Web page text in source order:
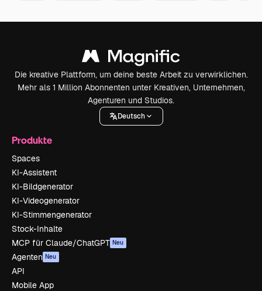
Die kreative Plattform, um deine beste Arbeit zu verwirklichen.
Mehr als 1 Million Abonnenten unter Kreativen, Unternehmen,
Agenturen und Studios.
Deutsch
Produkte
Spaces
KI-Assistent
KI-Bildgenerator
KI-Videogenerator
KI-Stimmengenerator
Stock-Inhalte
MCP für Claude/ChatGPT Neu
Agenten Neu
API
Mobile App